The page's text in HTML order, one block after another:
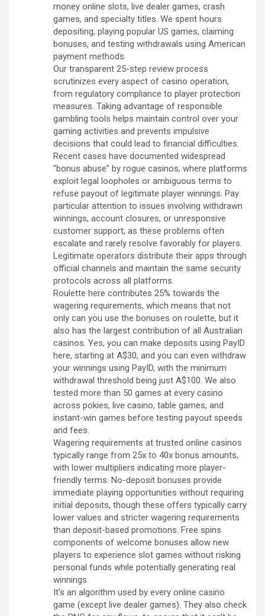
money online slots, live dealer games, crash
games, and specialty titles. We spent hours
depositing, playing popular US games, claiming
bonuses, and testing withdrawals using American
payment methods.
Our transparent 25-step review process
scrutinizes every aspect of casino operation,
from regulatory compliance to player protection
measures. Taking advantage of responsible
gambling tools helps maintain control over your
gaming activities and prevents impulsive
decisions that could lead to financial difficulties.
Recent cases have documented widespread
“bonus abuse” by rogue casinos, where platforms
exploit legal loopholes or ambiguous terms to
refuse payout of legitimate player winnings. Pay
particular attention to issues involving withdrawn
winnings, account closures, or unresponsive
customer support, as these problems often
escalate and rarely resolve favorably for players.
Legitimate operators distribute their apps through
official channels and maintain the same security
protocols across all platforms.
Roulette here contributes 25% towards the
wagering requirements, which means that not
only can you use the bonuses on roulette, but it
also has the largest contribution of all Australian
casinos. Yes, you can make deposits using PayID
here, starting at A$30, and you can even withdraw
your winnings using PayID, with the minimum
withdrawal threshold being just A$100. We also
tested more than 50 games at every casino
across pokies, live casino, table games, and
instant-win games before testing payout speeds
and fees.
Wagering requirements at trusted online casinos
typically range from 25x to 40x bonus amounts,
with lower multipliers indicating more player-
friendly terms. No-deposit bonuses provide
immediate playing opportunities without requiring
initial deposits, though these offers typically carry
lower values and stricter wagering requirements
than deposit-based promotions. Free spins
components of welcome bonuses allow new
players to experience slot games without risking
personal funds while potentially generating real
winnings.
It’s an algorithm used by every online casino
game (except live dealer games). They also check